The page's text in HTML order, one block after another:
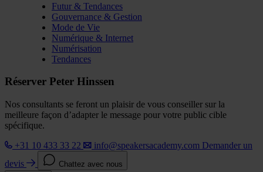
Futur & Tendances
Gouvernance & Gestion
Mode de Vie
Numérique & Internet
Numérisation
Tendances
Réserver Peter Hinssen
Nos consultants se feront un plaisir de vous conseiller sur la
meilleure façon d’adapter le message pour votre public cible
spécifique.
+31 10 433 33 22
info@speakersacademy.com Demander un
devis
Chattez avec nous